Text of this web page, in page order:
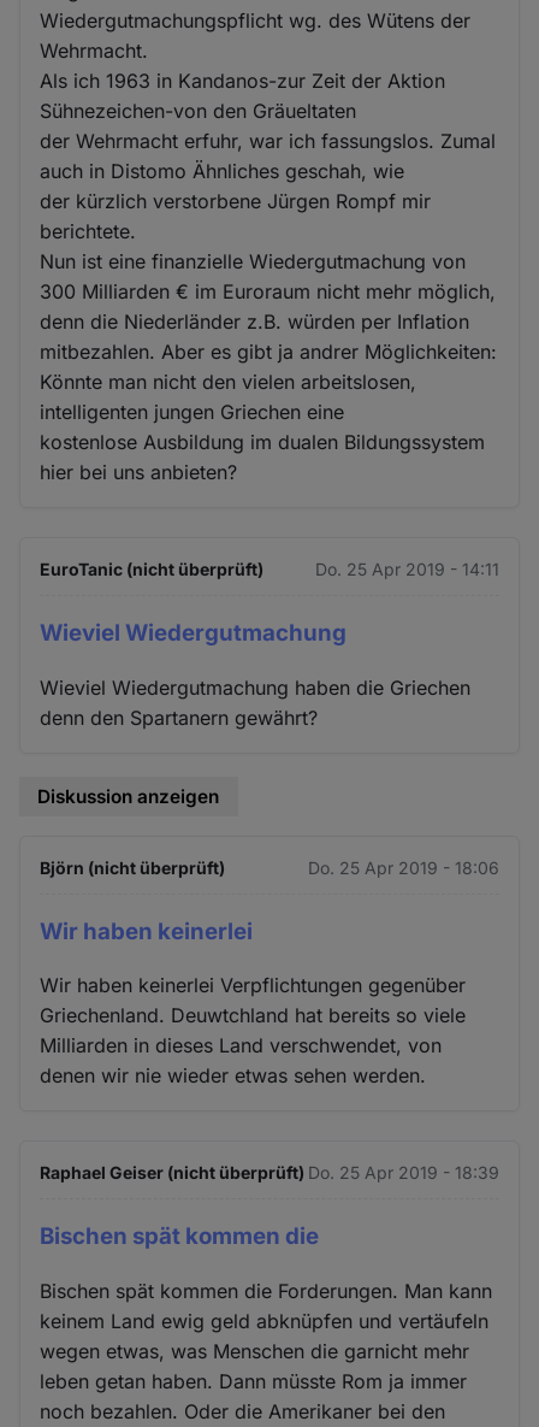
Wiedergutmachungspflicht wg. des Wütens der
Wehrmacht.
Als ich 1963 in Kandanos-zur Zeit der Aktion
Sühnezeichen-von den Gräueltaten
der Wehrmacht erfuhr, war ich fassungslos. Zumal
auch in Distomo Ähnliches geschah, wie
der kürzlich verstorbene Jürgen Rompf mir
berichtete.
Nun ist eine finanzielle Wiedergutmachung von
300 Milliarden € im Euroraum nicht mehr möglich,
denn die Niederländer z.B. würden per Inflation
mitbezahlen. Aber es gibt ja andrer Möglichkeiten:
Könnte man nicht den vielen arbeitslosen,
intelligenten jungen Griechen eine
kostenlose Ausbildung im dualen Bildungssystem
hier bei uns anbieten?
EuroTanic (nicht überprüft) Do. 25 Apr 2019 - 14:11
Wieviel Wiedergutmachung
Wieviel Wiedergutmachung haben die Griechen
denn den Spartanern gewährt?
Diskussion anzeigen
Björn (nicht überprüft) Do. 25 Apr 2019 - 18:06
Wir haben keinerlei
Wir haben keinerlei Verpflichtungen gegenüber
Griechenland. Deuwtchland hat bereits so viele
Milliarden in dieses Land verschwendet, von
denen wir nie wieder etwas sehen werden.
Raphael Geiser (nicht überprüft) Do. 25 Apr 2019 - 18:39
Bischen spät kommen die
Bischen spät kommen die Forderungen. Man kann
keinem Land ewig geld abknüpfen und vertäufeln
wegen etwas, was Menschen die garnicht mehr
leben getan haben. Dann müsste Rom ja immer
noch bezahlen. Oder die Amerikaner bei den